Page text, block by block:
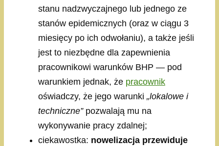
stanu nadzwyczajnego lub jednego ze
stanów epidemicznych (oraz w ciągu 3
miesięcy po ich odwołaniu), a także jeśli
jest to niezbędne dla zapewnienia
pracownikowi warunków BHP — pod
warunkiem jednak, że pracownik
oświadczy, że jego warunki „lokalowe i
techniczne”pozwalają mu na
wykonywanie pracy zdalnej;
ciekawostka: nowelizacja przewiduje